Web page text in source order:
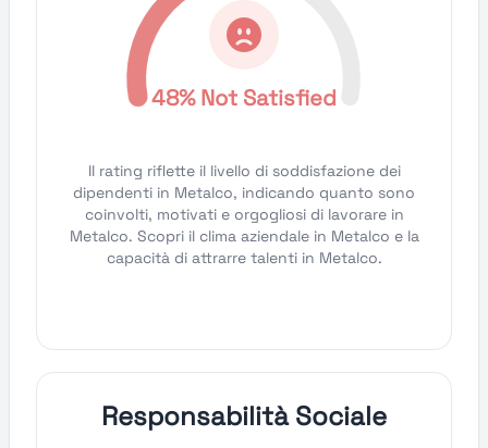
48% Not Satisfied
Il rating riflette il livello di soddisfazione dei
dipendenti in Metalco, indicando quanto sono
coinvolti, motivati e orgogliosi di lavorare in
Metalco. Scopri il clima aziendale in Metalco e la
capacità di attrarre talenti in Metalco.
Responsabilità Sociale